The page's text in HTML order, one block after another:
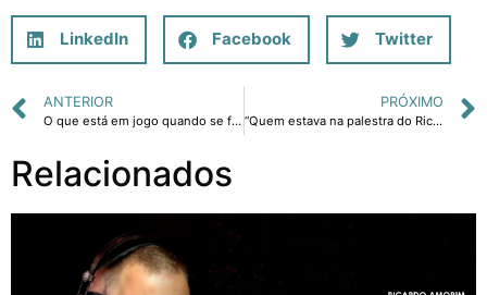
LinkedIn Facebook Twitter
ANTERIOR
O que está em jogo quando se fala em juros, dólar e política econômica?
PRÓXIMO
“Quem estava na palestra do Ricardo Amorim deu um passo adiante. Ele acertou tudo”
Relacionados